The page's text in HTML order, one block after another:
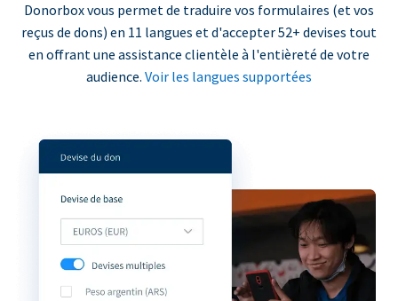
Donorbox vous permet de traduire vos formulaires (et vos
reçus de dons) en 11 langues et d'accepter 52+ devises tout
en offrant une assistance clientèle à l'entièreté de votre
audience. Voir les langues supportées